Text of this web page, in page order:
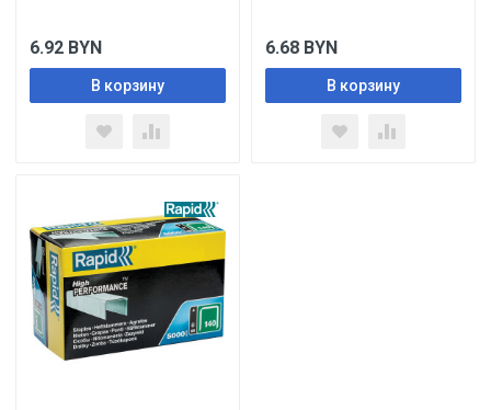
6.92 BYN
В корзину
6.68 BYN
В корзину